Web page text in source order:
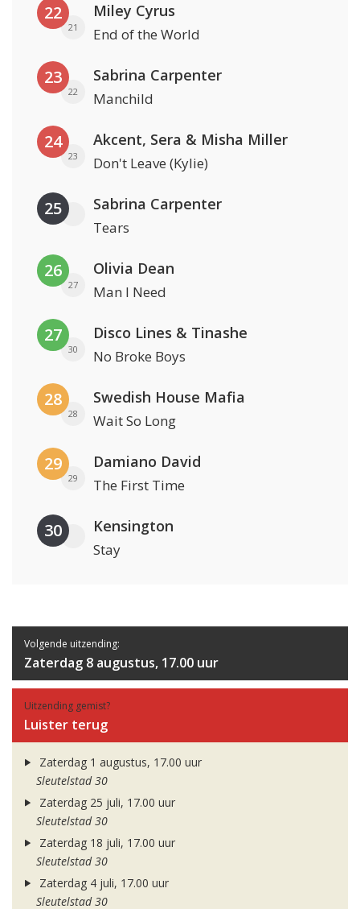
22
21
Miley Cyrus
End of the World
23
22
Sabrina Carpenter
Manchild
24
23
Akcent, Sera & Misha Miller
Don't Leave (Kylie)
25 Sabrina Carpenter
Tears
26
27
Olivia Dean
Man I Need
27
30
Disco Lines & Tinashe
No Broke Boys
28
28
Swedish House Mafia
Wait So Long
29
29
Damiano David
The First Time
30 Kensington
Stay
Volgende uitzending:
Zaterdag 8 augustus, 17.00 uur
Uitzending gemist?
Luister terug
Zaterdag 1 augustus, 17.00 uur
Sleutelstad 30
Zaterdag 25 juli, 17.00 uur
Sleutelstad 30
Zaterdag 18 juli, 17.00 uur
Sleutelstad 30
Zaterdag 4 juli, 17.00 uur
Sleutelstad 30